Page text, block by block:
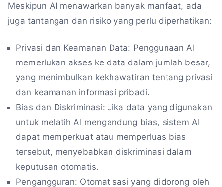
Meskipun AI menawarkan banyak manfaat, ada
juga tantangan dan risiko yang perlu diperhatikan:
Privasi dan Keamanan Data: Penggunaan AI
memerlukan akses ke data dalam jumlah besar,
yang menimbulkan kekhawatiran tentang privasi
dan keamanan informasi pribadi.
Bias dan Diskriminasi: Jika data yang digunakan
untuk melatih AI mengandung bias, sistem AI
dapat memperkuat atau memperluas bias
tersebut, menyebabkan diskriminasi dalam
keputusan otomatis.
Pengangguran: Otomatisasi yang didorong oleh